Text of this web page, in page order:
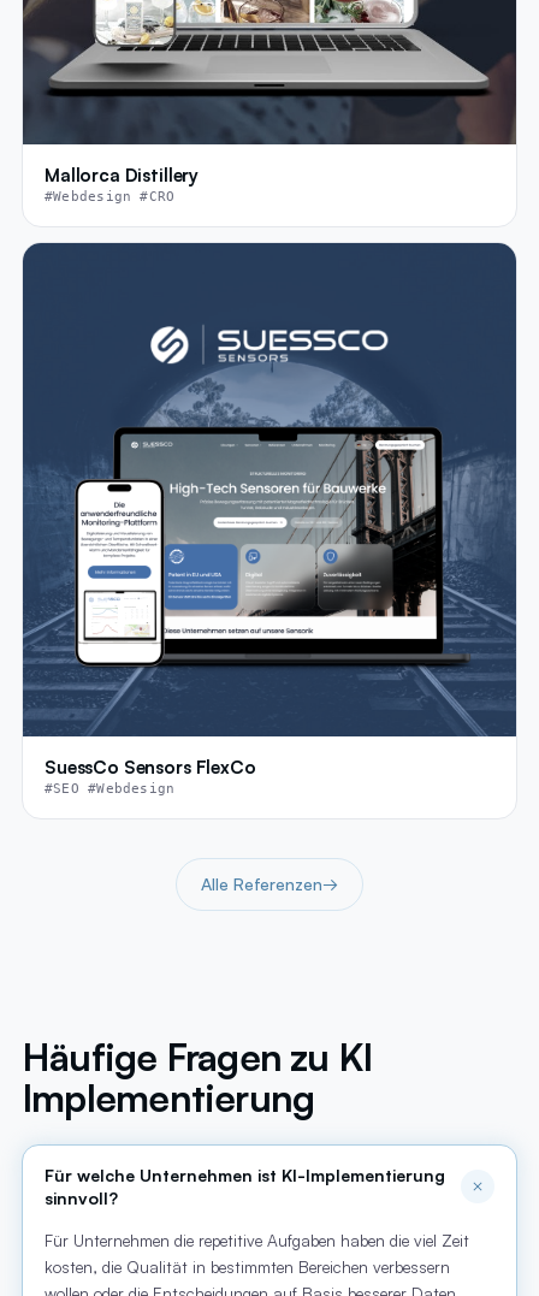
Mallorca Distillery
#Webdesign #CRO
SuessCo Sensors FlexCo
#SEO #Webdesign
Alle Referenzen→
Häufige Fragen zu KI
Implementierung
Für welche Unternehmen ist KI-Implementierung
sinnvoll?
Für Unternehmen die repetitive Aufgaben haben die viel Zeit
kosten, die Qualität in bestimmten Bereichen verbessern